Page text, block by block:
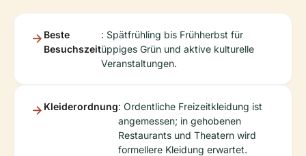
Beste
Besuchszeit
: Spätfrühling bis Frühherbst für
üppiges Grün und aktive kulturelle
Veranstaltungen.
Kleiderordnung: Ordentliche Freizeitkleidung ist
angemessen; in gehobenen
Restaurants und Theatern wird
formellere Kleidung erwartet.